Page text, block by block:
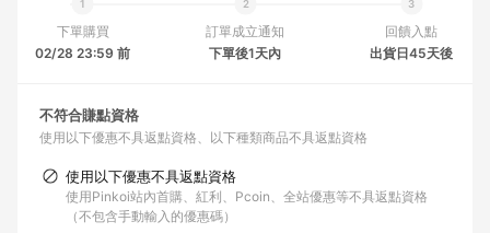
下單購買
02/28 23:59 前
訂單成立通知
下單後1天內
回饋入點
出貨日45天後
不符合賺點資格
使用以下優惠不具返點資格 以下種類商品不具返點資格
使用以下優惠不具返點資格
使用Pinkoi站內首購、紅利、Pcoin、全站優惠等不具返點資格
（不包含手動輸入的優惠碼）